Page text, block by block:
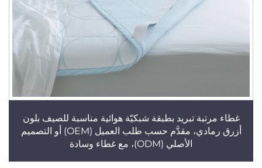
غطاء مرتبة تبريد بطبقة شبكيّة هوائية مناسبة للصيف بلون
أزرق رمادي، مقدَّم حسب طلب العميل (OEM) أو التصميم
الأصلي (ODM)، مع غطاء وسادة